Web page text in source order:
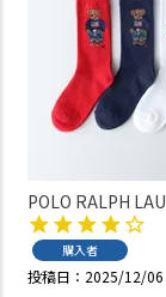
POLO RALPH
ロベア クルー丈
購入者
投稿日 2025/12/06